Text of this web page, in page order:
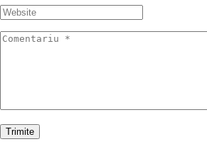
Trimite